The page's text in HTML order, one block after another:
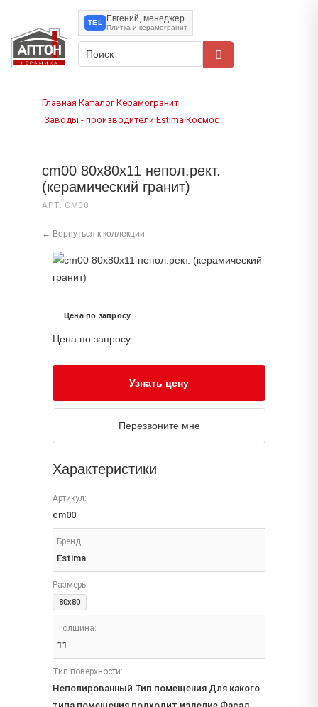
TEL Евгений, менеджер
Плитка и керамогранит
Главная›Каталог›Керамогранит
›Заводы - производители›Estima›Космос
cm00 80x80x11 непол.рект.
(керамический гранит)
АРТ. CM00
← Вернуться к коллекции
Цена по запросу
Цена по запросу
Узнать цену
Перезвоните мне
Характеристики
Артикул:
cm00
Бренд:
Estima
Размеры:
80x80
Толщина:
11
Тип поверхности:
Неполированный Тип помещения Для какого